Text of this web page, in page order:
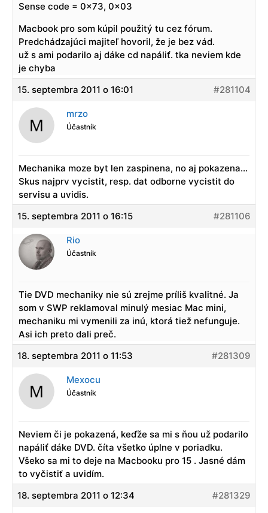
Sense code = 0x73, 0x03
Macbook pro som kúpil použitý tu cez fórum.
Predchádzajúci majiteľ hovoril, že je bez vád.
už s ami podarilo aj dáke cd napáliť. tka neviem kde
je chyba
15. septembra 2011 o 16:01
#281104
mrzo
Účastník
Mechanika moze byt len zaspinena, no aj pokazena…
Skus najprv vycistit, resp. dat odborne vycistit do
servisu a uvidis.
15. septembra 2011 o 16:15
#281106
Rio
Účastník
Tie DVD mechaniky nie sú zrejme príliš kvalitné. Ja
som v SWP reklamoval minulý mesiac Mac mini,
mechaniku mi vymenili za inú, ktorá tiež nefunguje.
Asi ich preto dali preč.
18. septembra 2011 o 11:53
#281309
Mexocu
Účastník
Neviem či je pokazená, keďže sa mi s ňou už podarilo
napáliť dáke DVD. číta všetko úplne v poriadku.
Všeko sa mi to deje na Macbooku pro 15 . Jasné dám
to vyčistiť a uvidím.
18. septembra 2011 o 12:34
#281329